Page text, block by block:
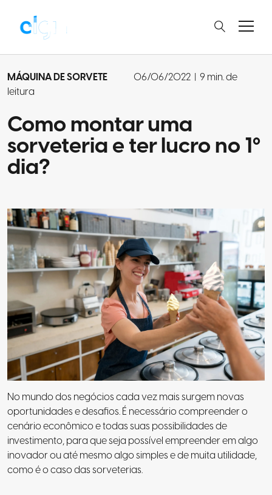
MÁQUINA DE SORVETE 06/06/2022 | 9 min. de
leitura
Como montar uma
sorveteria e ter lucro no 1º
dia?
No mundo dos negócios cada vez mais surgem novas
oportunidades e desafios. É necessário compreender o
cenário econômico e todas suas possibilidades de
investimento, para que seja possível empreender em algo
inovador ou até mesmo algo simples e de muita utilidade,
como é o caso das sorveterias.